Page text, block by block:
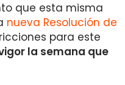
que esta misma
nueva Resolución de
para este
la semana que